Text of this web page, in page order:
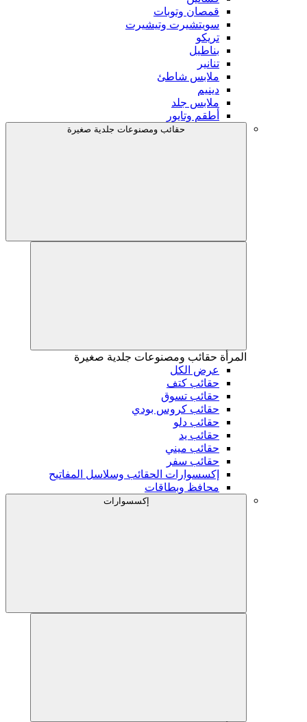
قمصان وتوبات
سويتشيرت وتيشيرت
تريكو
بناطيل
تنانير
ملابس شاطئ
دينيم
ملابس جلد
أطقم وتايور
حقائب ومصنوعات جلدية صغيرة
المرأة حقائب ومصنوعات جلدية صغيرة
عرض الكل
حقائب كتف
حقائب تسوق
حقائب كروس بودي
حقائب دلو
حقائب يد
حقائب ميني
حقائب سفر
إكسسوارات الحقائب وسلاسل المفاتيح
محافظ وبطاقات
إكسسوارات